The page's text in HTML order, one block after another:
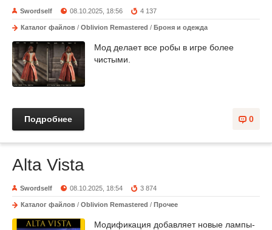
Swordself 08.10.2025, 18:56 4 137
Каталог файлов / Oblivion Remastered / Броня и одежда
Мод делает все робы в игре более
чистыми.
0
Подробнее
Alta Vista
Swordself 08.10.2025, 18:54 3 874
Каталог файлов / Oblivion Remastered / Прочее
Модификация добавляет новые лампы-